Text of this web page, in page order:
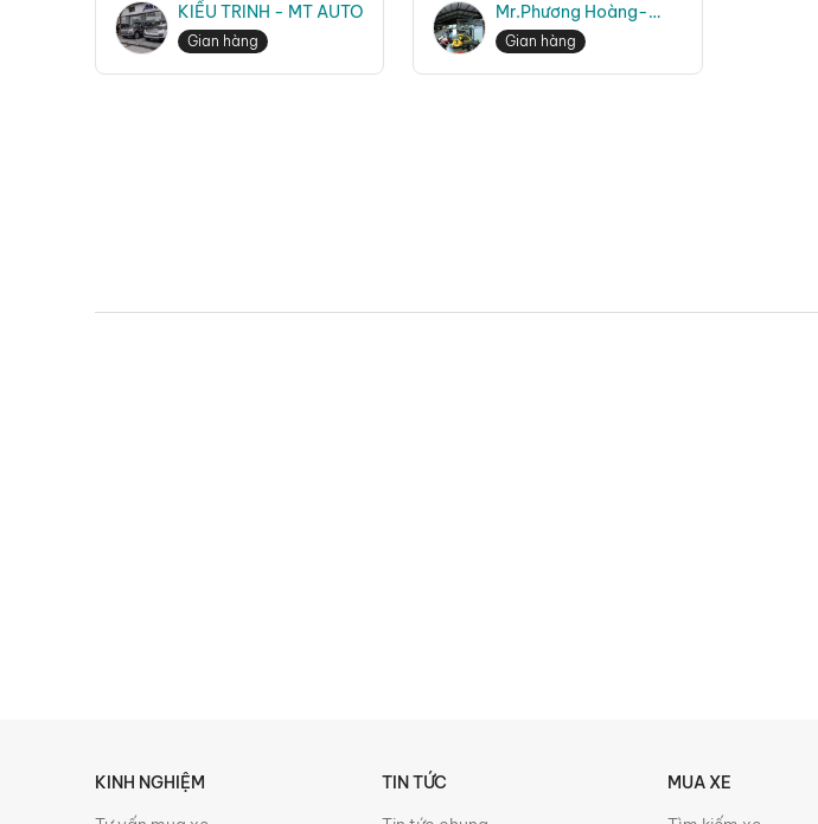
KIỀU TRINH - MT AUTO
Gian hàng
Mr.Phương Hoàng-
Việt Car Auto
Gian hàng
KINH NGHIỆM
TIN TỨC
MUA XE